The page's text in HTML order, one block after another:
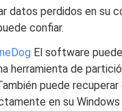
datos perdidos en su
confiar.
El software
herramienta de
puede
en su